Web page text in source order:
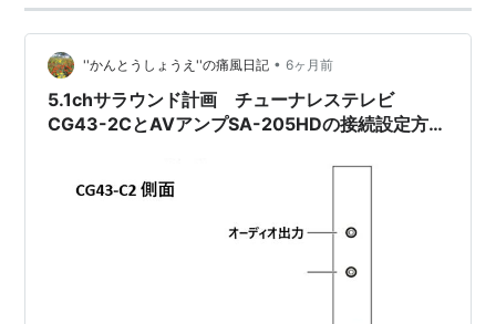
のシート貼り付けています。 kantoshoue.hatenabl…
''かんとうしょうえ''の痛風日記 • 6ヶ月前
5.1chサラウンド計画 チューナレステレビ
CG43-2CとAVアンプSA-205HDの接続設定方法